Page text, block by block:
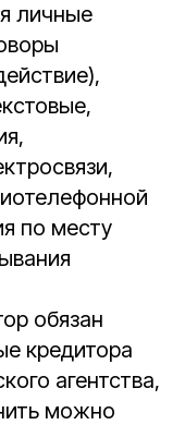
личные
по месту
обязан
кредитора
агентства,
можно